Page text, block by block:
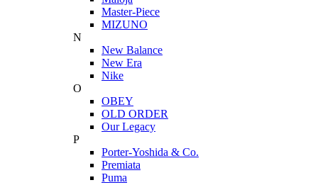
Master-Piece
MIZUNO
N
New Balance
New Era
Nike
O
OBEY
OLD ORDER
Our Legacy
P
Porter-Yoshida & Co.
Premiata
Puma